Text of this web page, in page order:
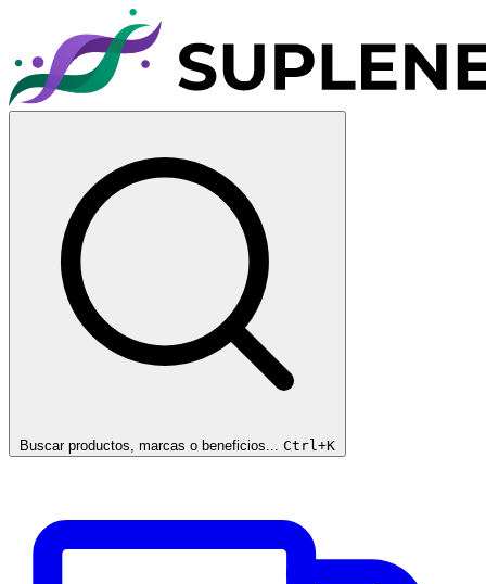
Buscar productos, marcas o beneficios... Ctrl+K